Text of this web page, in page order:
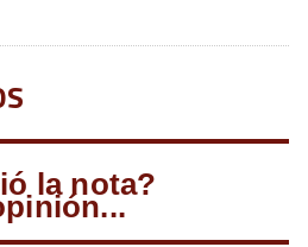
la nota?